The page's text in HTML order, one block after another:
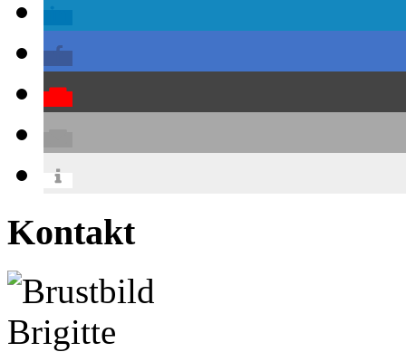
Kontakt